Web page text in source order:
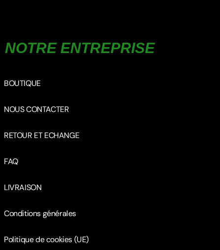
NOTRE ENTREPRISE
BOUTIQUE
NOUS CONTACTER
RETOUR ET ECHANGE
FAQ
LIVRAISON
Conditions générales
Politique de cookies (UE)